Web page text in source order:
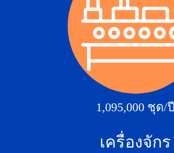
1,095,000 ชุด/ปี
เครื่องจักร